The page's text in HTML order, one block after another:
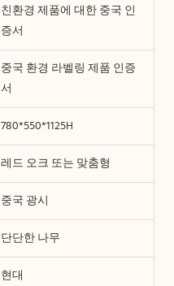
친환경 제품에 대한 중국 인
증서
중국 환경 라벨링 제품 인증
서
780*550*1125H
레드 오크 또는 맞춤형
중국 광시
단단한 나무
현대